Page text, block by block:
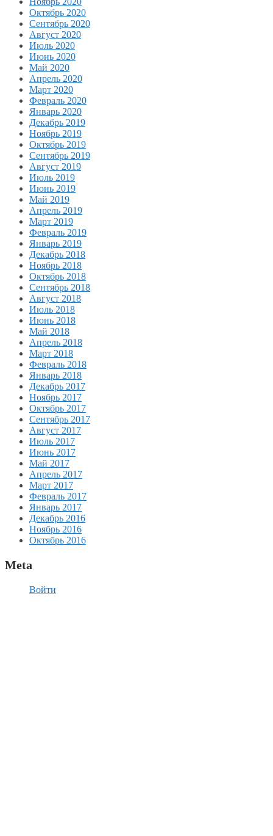
Октябрь 2020
Сентябрь 2020
Август 2020
Июль 2020
Июнь 2020
Май 2020
Апрель 2020
Март 2020
Февраль 2020
Январь 2020
Декабрь 2019
Ноябрь 2019
Октябрь 2019
Сентябрь 2019
Август 2019
Июль 2019
Июнь 2019
Май 2019
Апрель 2019
Март 2019
Февраль 2019
Январь 2019
Декабрь 2018
Ноябрь 2018
Октябрь 2018
Сентябрь 2018
Август 2018
Июль 2018
Июнь 2018
Май 2018
Апрель 2018
Март 2018
Февраль 2018
Январь 2018
Декабрь 2017
Ноябрь 2017
Октябрь 2017
Сентябрь 2017
Август 2017
Июль 2017
Июнь 2017
Май 2017
Апрель 2017
Март 2017
Февраль 2017
Январь 2017
Декабрь 2016
Ноябрь 2016
Октябрь 2016
Meta
Войти